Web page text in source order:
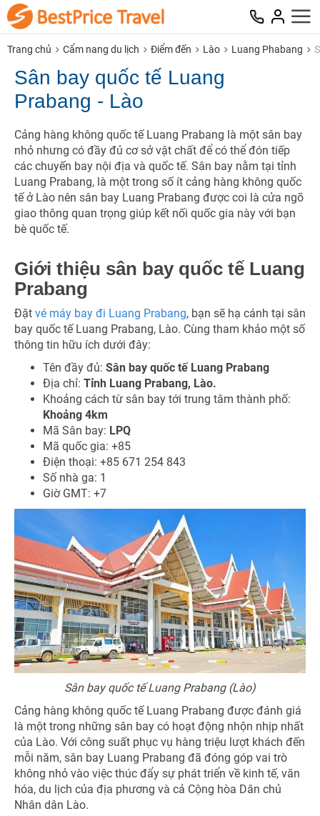
Trang chủ Cẩm nang du lịch Điểm đến Lào Luang Phabang
Sân bay quốc tế Luang
Prabang - Lào
Cảng hàng không quốc tế Luang Prabang là một sân bay
nhỏ nhưng có đầy đủ cơ sở vật chất để có thể đón tiếp
các chuyến bay nội địa và quốc tế. Sân bay nằm tại tỉnh
Luang Prabang, là một trong số ít cảng hàng không quốc
tế ở Lào nên sân bay Luang Prabang được coi là cửa ngõ
giao thông quan trọng giúp kết nối quốc gia này với bạn
bè quốc tế.
Giới thiệu sân bay quốc tế Luang
Prabang
Đặt vé máy bay đi Luang Prabang, bạn sẽ hạ cánh tại sân
bay quốc tế Luang Prabang, Lào. Cùng tham khảo một số
thông tin hữu ích dưới đây:
Tên đầy đủ: Sân bay quốc tế Luang Prabang
Địa chỉ: Tỉnh Luang Prabang, Lào.
Khoảng cách từ sân bay tới trung tâm thành phố:
Khoảng 4km
Mã Sân bay: LPQ
Mã quốc gia: +85
Điện thoại: +85 671 254 843
Số nhà ga: 1
Giờ GMT: +7
Sân bay quốc tế Luang Prabang (Lào)
Cảng hàng không quốc tế Luang Prabang được đánh giá
là một trong những sân bay có hoạt động nhộn nhịp nhất
của Lào. Với công suất phục vụ hàng triệu lượt khách đến
mỗi năm, sân bay Luang Prabang đã đóng góp vai trò
không nhỏ vào việc thúc đẩy sự phát triển về kinh tế, văn
hóa, du lịch của địa phương và cả Cộng hòa Dân chủ
Nhân dân Lào.
TƯ VẤN NGAY
TƯ VẤN NGAY
Nhận ưu đãi ngay!
Nhận ưu đãi ngay
TƯ VẤN NGAY
TƯ VẤN NGAY
NHẬN ƯU ĐÃI NGAY
TƯ VẤN NGAY